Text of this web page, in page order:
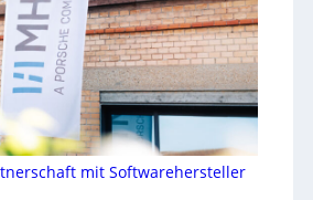
mit Softwarehersteller